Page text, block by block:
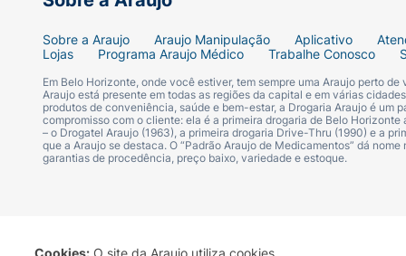
Cookies: O site da Araujo utiliza cookies
SYMBICORT TURBUHALER 12/400 mcg/
budesonida. A dose liberada é de 9 mcg
Excipiente: lactose monoidratada (pode
II) INFORMAÇÕES AO PACIENTE1. PARA
uma associação (corticosteroide inalatório
Sobre a Araujo Araujo Manipulação Aplicativo
Lojas
Programa Araujo Médico Trabalhe Conosco
Em Belo Horizonte, onde você estiver, tem sempre uma Araujo perto
Araujo está presente em todas as regiões da capital e em várias
produtos de conveniência, saúde e bem-estar, a Drogaria Araujo é um
compromisso com o cliente: ela é a primeira drogaria de Belo
– o Drogatel Araujo (1963), a primeira drogaria Drive-Thru (1990) e a
que a Araujo se destaca. O “Padrão Araujo de Medicamentos” dá
garantias de procedência, preço baixo, variedade e estoque.